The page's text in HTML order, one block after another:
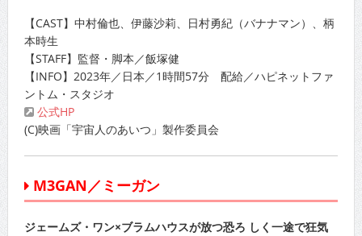
【CAST】中村倫也、伊藤沙莉、日村勇紀（バナナマン）、柄
本時生
【STAFF】監督・脚本／飯塚健
【INFO】2023年／日本／1時間57分 配給／ハピネットファ
ントム・スタジオ
公式HP
(C)映画「宇宙人のあいつ」製作委員会
M3GAN／ミーガン
ジェームズ・ワン×ブラムハウスが放つ恐ろ しく一途で狂気